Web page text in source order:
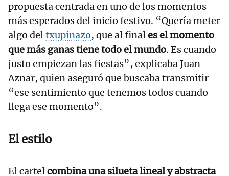
propuesta centrada en uno de los momentos
más esperados del inicio festivo. “Quería meter
algo deltxupinazo, que al finales el momento
que más ganas tiene todo el mundo. Es cuando
justo empiezan las fiestas”, explicaba Juan
Aznar, quien aseguró que buscaba transmitir
“ese sentimiento que tenemos todos cuando
llega ese momento”.
El estilo
El cartelcombina una silueta lineal y abstracta